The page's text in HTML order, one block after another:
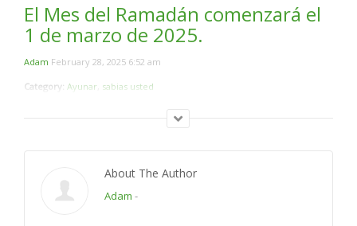
El Mes del Ramadán comenzará el
1 de marzo de 2025.
Adam February 28, 2025 6:52 am
Category: Ayunar sabias usted
About The Author
Adam -